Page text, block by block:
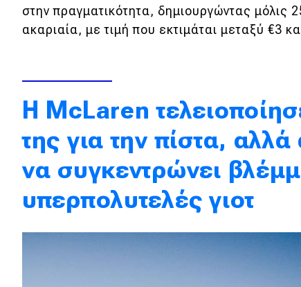
Ασφάλεια
Αγορά
Test Drive
Δοκιμή
Αποστολή
Συγκρίνουμε
Αγώνες
στην πραγματικότητα, δημιουργώντας
ακαριαία, με τιμή που εκτιμάται μεταξύ €3
Η McLaren
της για την πίστα,
να συγκεντρώνει
υπερπολυτελές γιοτ